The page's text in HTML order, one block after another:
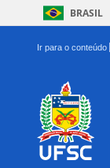
BRASIL
Ir para o conteúdo